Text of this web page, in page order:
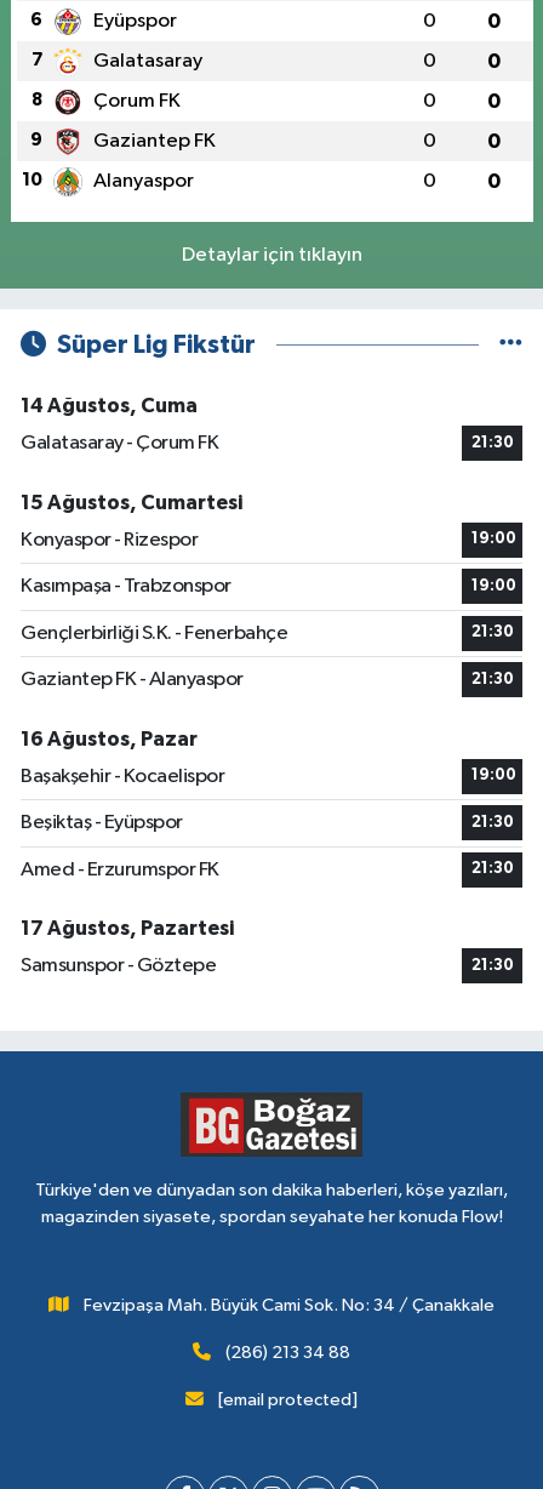
6 Eyüpspor 0 0
7 Galatasaray 0 0
8 Çorum FK 0 0
9 Gaziantep FK 0 0
10 Alanyaspor 0 0
Detaylar için tıklayın
Süper Lig Fikstür
14 Ağustos, Cuma
Galatasaray - Çorum FK
21:30
15 Ağustos, Cumartesi
Konyaspor - Rizespor
19:00
Kasımpaşa - Trabzonspor 19:00
Gençlerbirliği S.K. - Fenerbahçe 21:30
Gaziantep FK - Alanyaspor 21:30
16 Ağustos, Pazar
Başakşehir - Kocaelispor
19:00
Beşiktaş - Eyüpspor 21:30
Amed - Erzurumspor FK 21:30
17 Ağustos, Pazartesi
Samsunspor - Göztepe
21:30
Türkiye'den ve dünyadan son dakika haberleri, köşe yazıları,
magazinden siyasete, spordan seyahate her konuda Flow!
Fevzipaşa Mah. Büyük Cami Sok. No: 34 / Çanakkale
(286) 213 34 88
[email protected]